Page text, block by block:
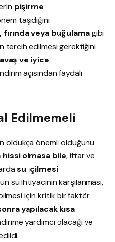
pişirme
taşıdığını
fırında veya buğulamagibi
tercih edilmesi gerektiğini
ve iyice
açısından faydalı
Edilmemeli
oldukça önemli olduğunu
hissi olmasa bile, iftar ve
su içilmesi
su ihtiyacının karşılanması,
için kritik bir faktör.
yapılacak kısa
yardımcı olacağı ve